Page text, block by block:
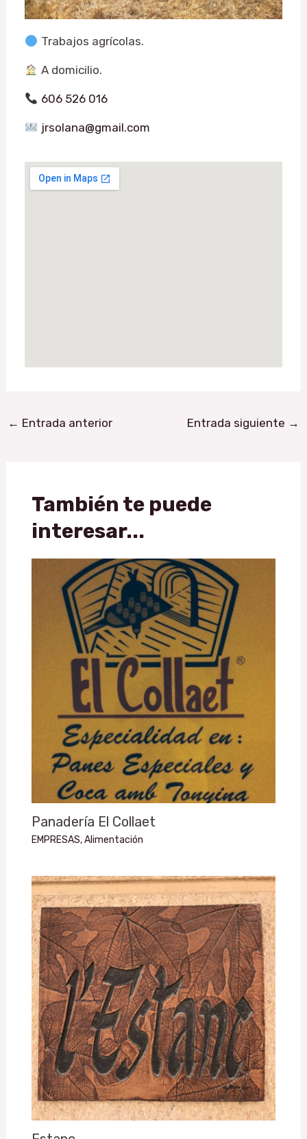
Trabajos agrícolas.
A domicilio.
606 526 016
jrsolana@gmail.com
← Entrada anterior Entrada siguiente →
También te puede
interesar...
Panadería El Collaet
EMPRESAS,Alimentación